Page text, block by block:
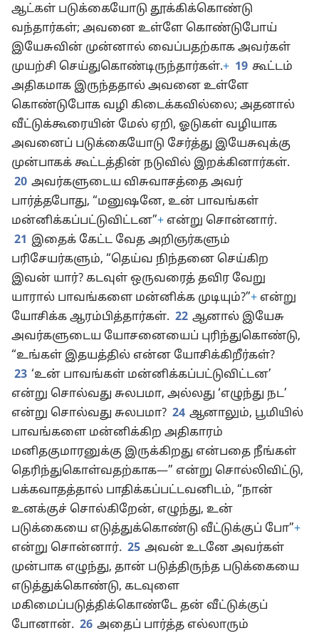
ஆட்கள் படுக்கையோடு தூக்கிக்கொண்டு
வந்தார்கள்; அவனை உள்ளே கொண்டுபோய்
இயேசுவின் முன்னால் வைப்பதற்காக அவர்கள்
முயற்சி செய்துகொண்டிருந்தார்கள்.+ 19 கூட்டம்
அதிகமாக இருந்ததால் அவனை உள்ளே
கொண்டுபோக வழி கிடைக்கவில்லை; அதனால்
வீட்டுக்கூரையின் மேல் ஏறி, ஓடுகள் வழியாக
அவனைப் படுக்கையோடு சேர்த்து இயேசுவுக்கு
முன்பாகக் கூட்டத்தின் நடுவில் இறக்கினார்கள்.
20 அவர்களுடைய விசுவாசத்தை அவர்
பார்த்தபோது, “மனுஷனே, உன் பாவங்கள்
மன்னிக்கப்பட்டுவிட்டன”+ என்று சொன்னார்.
21 இதைக் கேட்ட வேத அறிஞர்களும்
பரிசேயர்களும், “தெய்வ நிந்தனை செய்கிற
இவன் யார்? கடவுள் ஒருவரைத் தவிர வேறு
யாரால் பாவங்களை மன்னிக்க முடியும்?”+ என்று
யோசிக்க ஆரம்பித்தார்கள். 22 ஆனால் இயேசு
அவர்களுடைய யோசனையைப் புரிந்துகொண்டு,
“உங்கள் இதயத்தில் என்ன யோசிக்கிறீர்கள்?
23 ‘உன் பாவங்கள் மன்னிக்கப்பட்டுவிட்டன’
என்று சொல்வது சுலபமா, அல்லது ‘எழுந்து நட’
என்று சொல்வது சுலபமா? 24 ஆனாலும், பூமியில்
பாவங்களை மன்னிக்கிற அதிகாரம்
மனிதகுமாரனுக்கு இருக்கிறது என்பதை நீங்கள்
தெரிந்துகொள்வதற்காக—” என்று சொல்லிவிட்டு,
பக்கவாதத்தால் பாதிக்கப்பட்டவனிடம், “நான்
உனக்குச் சொல்கிறேன், எழுந்து, உன்
படுக்கையை எடுத்துக்கொண்டு வீட்டுக்குப் போ”+
என்று சொன்னார். 25 அவன் உடனே அவர்கள்
முன்பாக எழுந்து, தான் படுத்திருந்த படுக்கையை
எடுத்துக்கொண்டு, கடவுளை
மகிமைப்படுத்திக்கொண்டே தன் வீட்டுக்குப்
போனான். 26 அதைப் பார்த்த எல்லாரும்